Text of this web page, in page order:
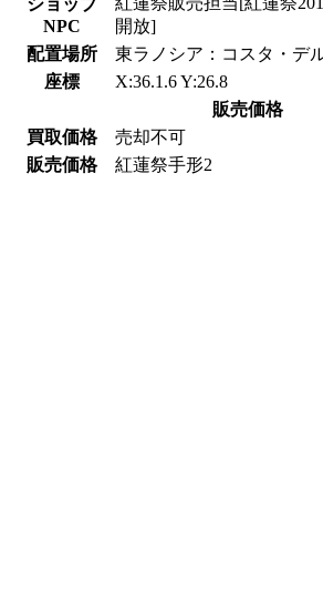
ショップ
NPC
開放]
配置場所
東ラノシア：コスタ・デ
座標
X:36.1.6 Y:26.8
販売価格
買取価格
売却不可
販売価格
紅蓮祭手形2